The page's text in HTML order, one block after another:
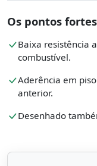
Os pontos
Baixa resistência
combustível.
Aderência em
anterior.
Desenhado